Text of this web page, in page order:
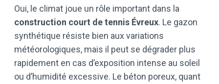
Oui, le climat joue un rôle important dans la
construction court de tennis Évreux. Le gazon
synthétique résiste bien aux variations
météorologiques, mais il peut se dégrader plus
rapidement en cas d’exposition intense au soleil
ou d’humidité excessive. Le béton poreux, quant